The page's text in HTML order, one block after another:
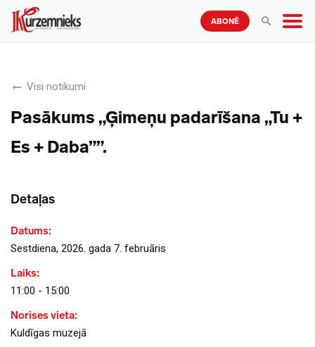
ABONĒ
Visi notikumi
Pasākums „Ģimeņu padarīšana „Tu +
Es + Daba””.
Detaļas
Datums:
Sestdiena, 2026. gada 7. februāris
Laiks:
11:00 - 15:00
Norises vieta:
Kuldīgas muzejā